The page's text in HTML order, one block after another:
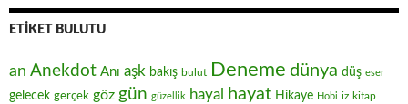
ETIKET BULUTU
an Anekdot Anı aşk bakış bulut Deneme dünya düş eser
gelecek gerçek göz gün güzellik hayal hayat Hikaye Hobi iz kitap